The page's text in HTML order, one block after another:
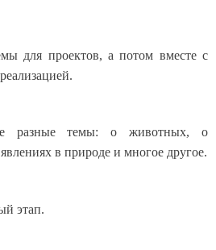
для проектов, а потом вместе с
разные темы: о животных, о
в природе и многое другое.
этап.